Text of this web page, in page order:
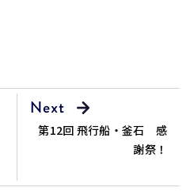
第12回 飛行船・釜石 感
謝祭！